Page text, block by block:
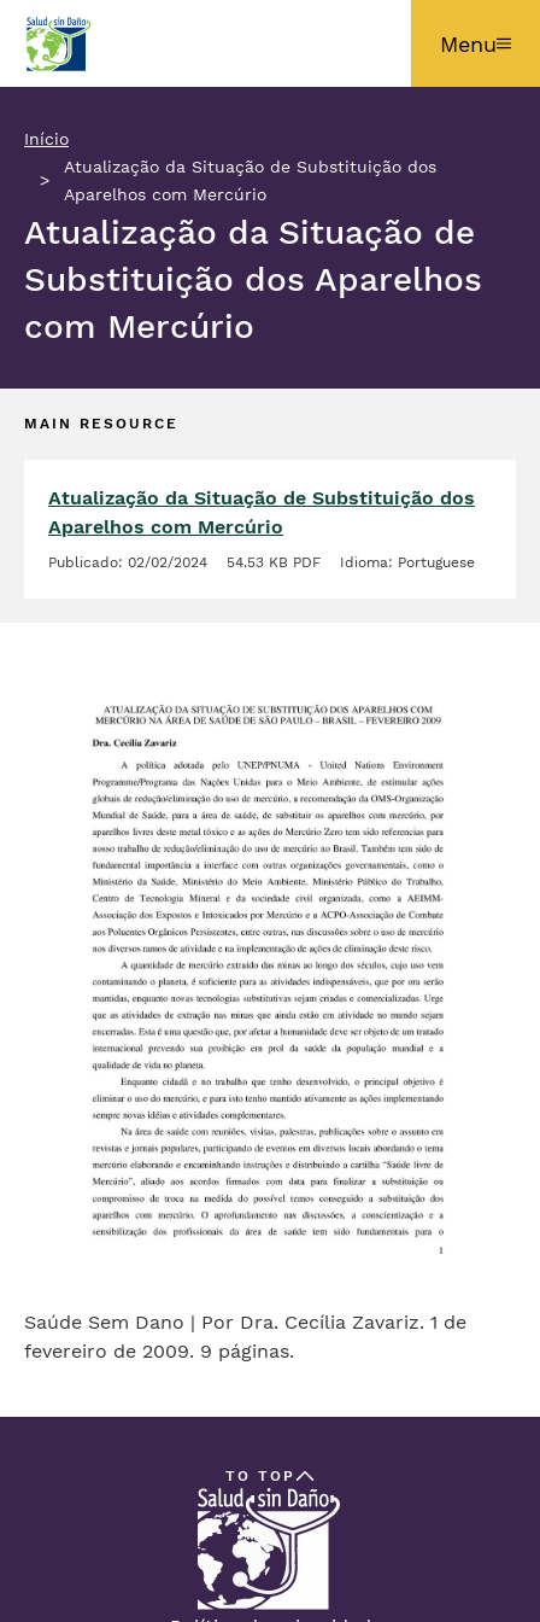
Pular para o conteúdo principal
Menu
Início
Atualização da Situação de Substituição dos
Aparelhos com Mercúrio
Atualização da Situação de
Substituição dos Aparelhos
com Mercúrio
MAIN RESOURCE
Atualização da Situação de Substituição dos
Aparelhos com Mercúrio
Publicado: 02/02/2024 54.53 KB PDF Idioma: Portuguese
Saúde Sem Dano | Por Dra. Cecília Zavariz. 1 de
fevereiro de 2009. 9 páginas.
TO TOP